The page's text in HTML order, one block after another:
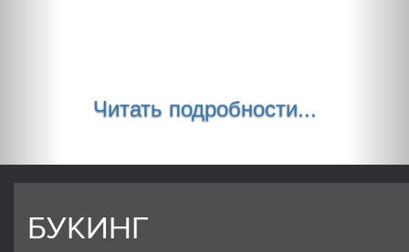
Читать подробности...
БУКИНГ